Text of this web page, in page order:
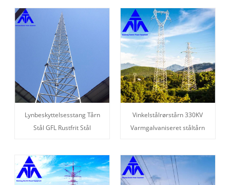
Lynbeskyttelsesstang Tårn
Stål GFL Rustfrit Stål
Vinkelstålrørstårn 330KV
Varmgalvaniseret ståltårn